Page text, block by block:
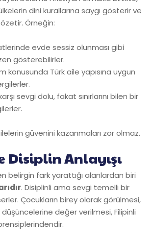
dini kurallarına saygı gösterir ve
Örneğin:
evde sessiz olunması gibi
gösterebilirler.
konusunda Türk aile yapısına uygun
sevgi dolu, fakat sınırlarını bilen bir
güvenini kazanmaları zor olmaz.
Disiplin Anlayışı
belirgin fark yarattığı alanlardan biri
. Disiplinli ama sevgi temelli bir
Çocukların birey olarak görülmesi,
değer verilmesi, Filipinli